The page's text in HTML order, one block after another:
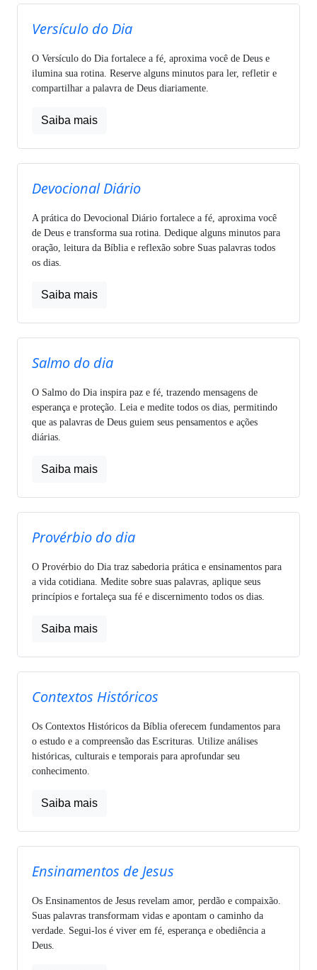
Versículo do Dia
O Versículo do Dia fortalece a fé, aproxima você de Deus e
ilumina sua rotina. Reserve alguns minutos para ler, refletir e
compartilhar a palavra de Deus diariamente.
Saiba mais
Devocional Diário
A prática do Devocional Diário fortalece a fé, aproxima você
de Deus e transforma sua rotina. Dedique alguns minutos para
oração, leitura da Bíblia e reflexão sobre Suas palavras todos
os dias.
Saiba mais
Salmo do dia
O Salmo do Dia inspira paz e fé, trazendo mensagens de
esperança e proteção. Leia e medite todos os dias, permitindo
que as palavras de Deus guiem seus pensamentos e ações
diárias.
Saiba mais
Provérbio do dia
O Provérbio do Dia traz sabedoria prática e ensinamentos para
a vida cotidiana. Medite sobre suas palavras, aplique seus
princípios e fortaleça sua fé e discernimento todos os dias.
Saiba mais
Contextos Históricos
Os Contextos Históricos da Bíblia oferecem fundamentos para
o estudo e a compreensão das Escrituras. Utilize análises
históricas, culturais e temporais para aprofundar seu
conhecimento.
Saiba mais
Ensinamentos de Jesus
Os Ensinamentos de Jesus revelam amor, perdão e compaixão.
Suas palavras transformam vidas e apontam o caminho da
verdade. Segui-los é viver em fé, esperança e obediência a
Deus.